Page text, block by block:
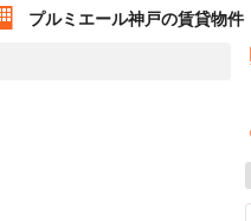
プルミエール神戸の賃貸物件